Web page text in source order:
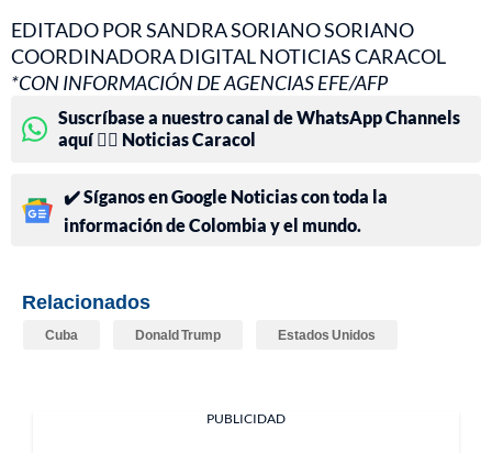
EDITADO POR SANDRA SORIANO SORIANO
COORDINADORA DIGITAL NOTICIAS CARACOL
*CON INFORMACIÓN DE AGENCIAS EFE/AFP
Suscríbase a nuestro canal de WhatsApp Channels
aquí 👉🏻 Noticias Caracol
✔️ Síganos en Google Noticias con toda la
información de Colombia y el mundo.
Relacionados
Cuba Donald Trump Estados Unidos
PUBLICIDAD